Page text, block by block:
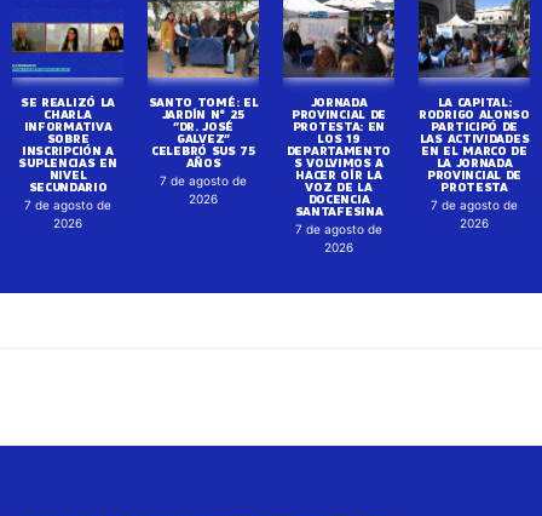
SE REALIZÓ LA
CHARLA
INFORMATIVA
SOBRE
INSCRIPCIÓN A
SUPLENCIAS EN
NIVEL
SECUNDARIO
7 de agosto de
2026
SANTO TOMÉ: EL
JARDÍN N° 25
“DR. JOSÉ
GALVEZ”
CELEBRÓ SUS 75
AÑOS
7 de agosto de
2026
JORNADA
PROVINCIAL DE
PROTESTA: EN
LOS 19
DEPARTAMENTO
S VOLVIMOS A
HACER OÍR LA
VOZ DE LA
DOCENCIA
SANTAFESINA
7 de agosto de
2026
LA CAPITAL:
RODRIGO ALONSO
PARTICIPÓ DE
LAS ACTIVIDADES
EN EL MARCO DE
LA JORNADA
PROVINCIAL DE
PROTESTA
7 de agosto de
2026